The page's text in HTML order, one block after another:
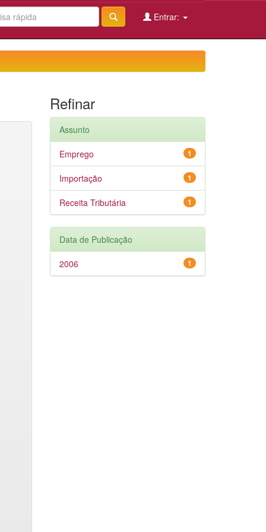
Entrar:
Refinar
Assunto
1
Emprego
1
Importação
1
Receita Tributária
Data de Publicação
1
2006